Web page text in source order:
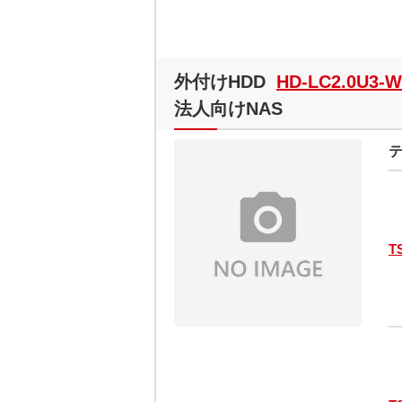
外付けHDD HD-LC2.0U3-
法人向けNAS